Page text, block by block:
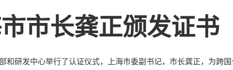
- CargoWare-
- AI Control
市长龚正颁发证书
和研发中心举行了认证仪式，上海市委副书记，市长龚正，为跨